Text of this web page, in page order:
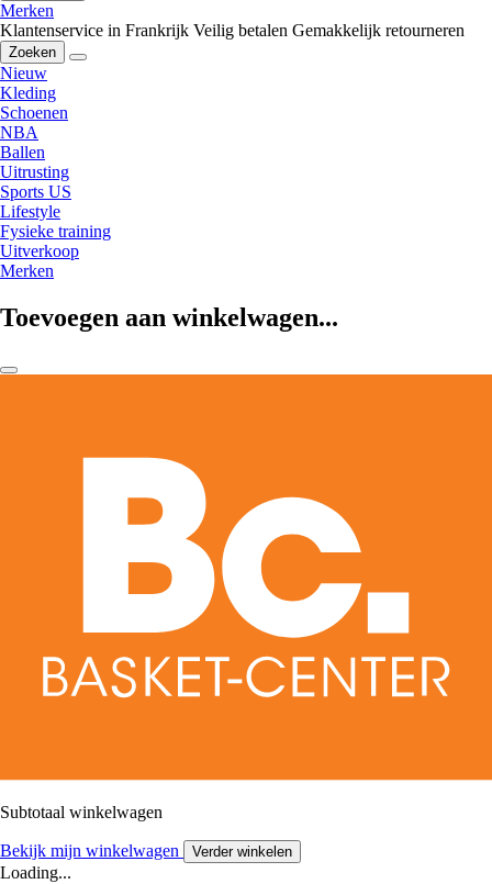
Merken
Klantenservice in Frankrijk Veilig betalen Gemakkelijk retourneren
Zoeken
Nieuw
Kleding
Schoenen
NBA
Ballen
Uitrusting
Sports US
Lifestyle
Fysieke training
Uitverkoop
Merken
Toevoegen aan winkelwagen...
Subtotaal winkelwagen
Bekijk mijn winkelwagen Verder winkelen
Loading...